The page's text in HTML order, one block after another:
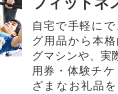
自宅で手軽に
グ用品から本
グマシンや、実
用券・体験チ
ざまなお礼品